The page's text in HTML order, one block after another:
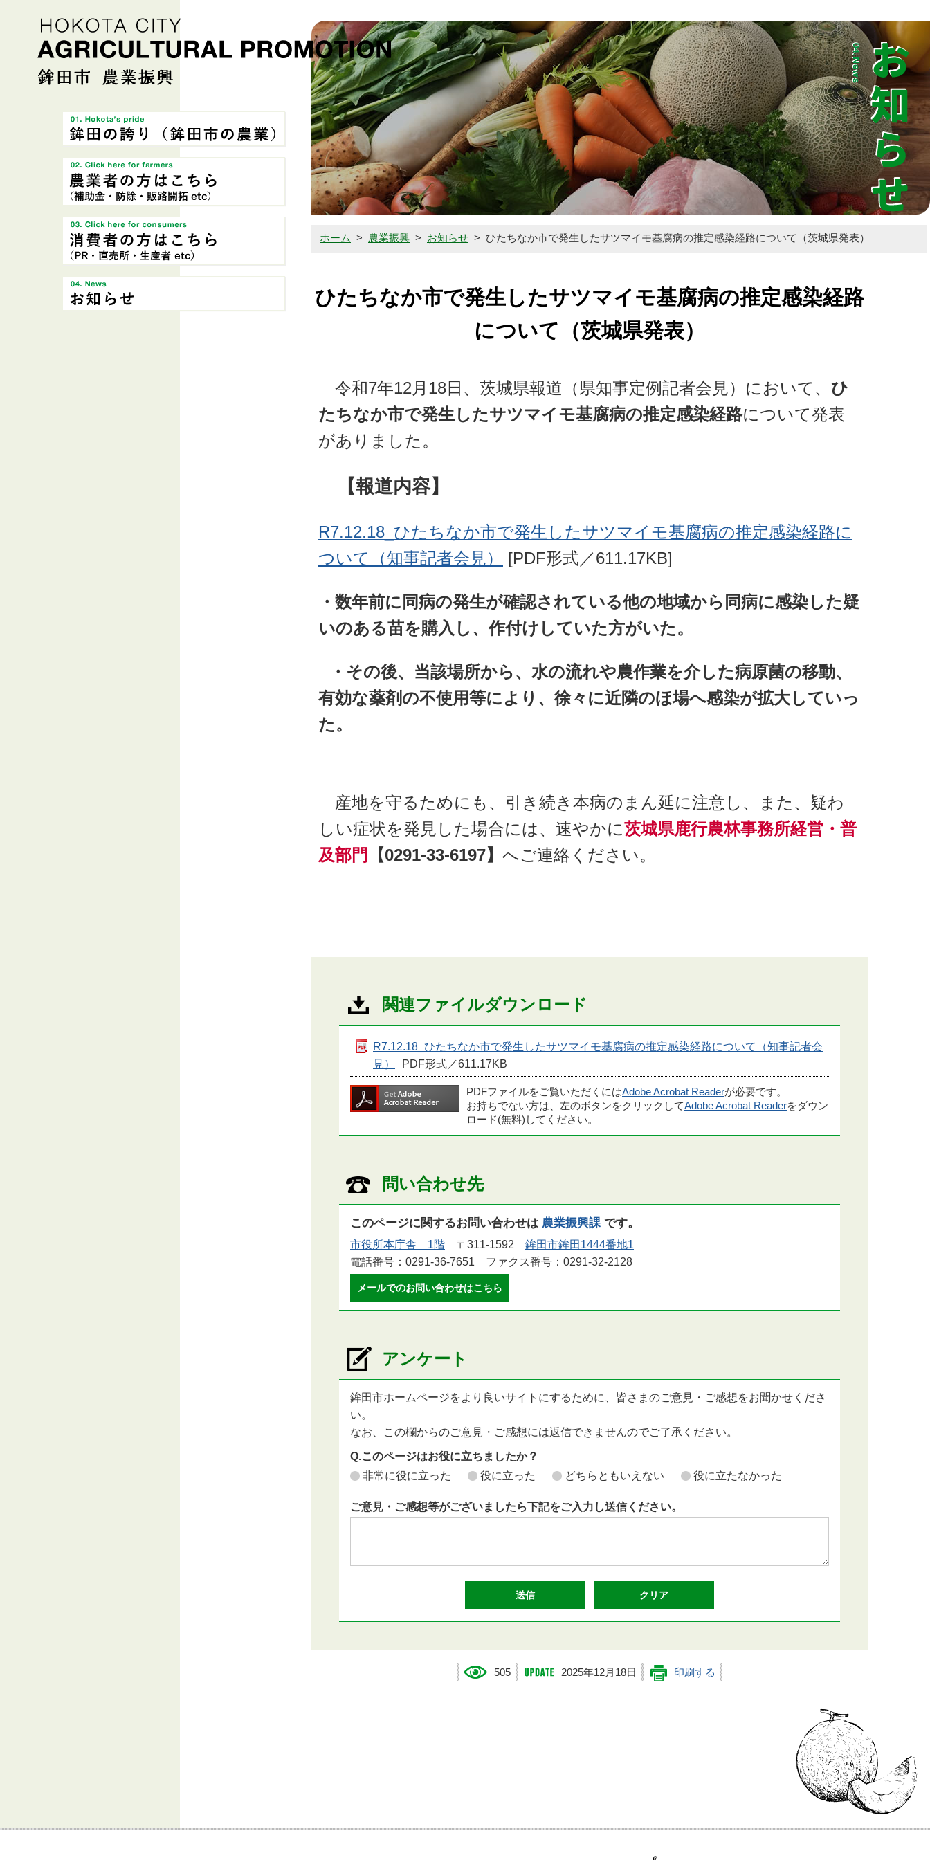
鉾田市農業振興ホームページ
鉾田の誇り（鉾田市の農業）
農業者の方はこちら
お知らせ
ホーム > 農業振興 > お知らせ > ひたちなか市で発生したサツマイモ基腐病の推定感染経路について（茨城県発表）
ひたちなか市で発生したサツマイモ基腐病の推定感染経路
について（茨城県発表）
令和7年12月18日、茨城県報道（県知事定例記者会見）において、 ひ
たちなか市で発生したサツマイモ基腐病の推定感染経路について発表
がありました。
【報道内容】
R7.12.18_ひたちなか市で発生したサツマイモ基腐病の推定感染経路に
ついて（知事記者会見）
[PDF形式／611.17KB]
・数年前に同病の発生が確認されている他の地域から同病に感染した疑
いのある苗を購入し、作付けしていた方がいた。
・その後、当該場所から、水の流れや農作業を介した病原菌の移動、
有効な薬剤の不使用等により、徐々に近隣のほ場へ感染が拡大していっ
た。
産地を守るためにも、引き続き本病のまん延に注意し、
また、疑わ
しい症状を発見した場合には、速やかに茨城県鹿行農林事務所経営・普
及部門
【0291-33-6197】 へご連絡ください。
関連ファイルダウンロード
R7.12.18_ひたちなか市で発生したサツマイモ基腐病の推定感染経路について（知事記者会
見）
PDF形式／611.17KB
PDFファイルをご覧いただくにはAdobe Acrobat Readerが必要です。
お持ちでない方は、左のボタンをクリックしてAdobe Acrobat Readerをダウン
ロード(無料)してください。
問い合わせ先
このページに関するお問い合わせは 農業振興課 です。
市役所本庁舎 1階 〒311-1592 鉾田市鉾田1444番地1
電話番号：0291-36-7651 ファクス番号：0291-32-2128
メールでのお問い合わせはこちら
アンケート
鉾田市ホームページをより良いサイトにするために、皆さまのご意見・ご感想をお聞かせくださ
い。
なお、この欄からのご意見・ご感想には返信できませんのでご了承ください。
Q.このページはお役に立ちましたか？
非常に役に立った
役に立った どちらともいえない 役に立たなかった
ご意見・ご感想等がございましたら下記をご入力し送信ください。
505 2025年12月18日 印刷する